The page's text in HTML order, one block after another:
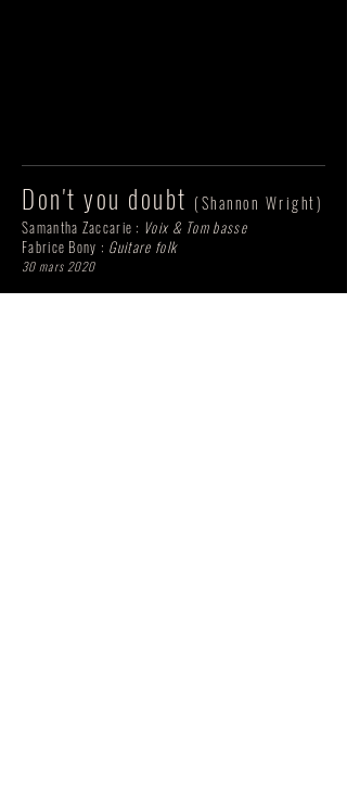
Don't you doubt (Shannon Wright)
Samantha Zaccarie : Voix & Tom basse
Fabrice Bony : Guitare folk
30 mars 2020